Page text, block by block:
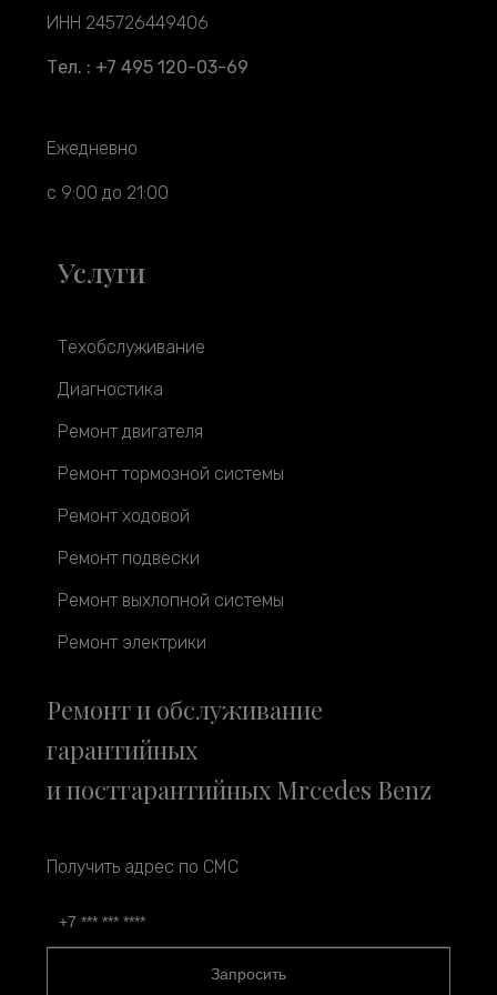
ИНН 245726449406
Тел. : +7 495 120-03-69
Ежедневно
с 9:00 до 21:00
Услуги
Техобслуживание
Диагностика
Ремонт двигателя
Ремонт тормозной системы
Ремонт ходовой
Ремонт подвески
Ремонт выхлопной системы
Ремонт электрики
Ремонт и обслуживание
гарантийных
и постгарантийных Mrcedes Benz
Получить адрес по СМС
Запросить